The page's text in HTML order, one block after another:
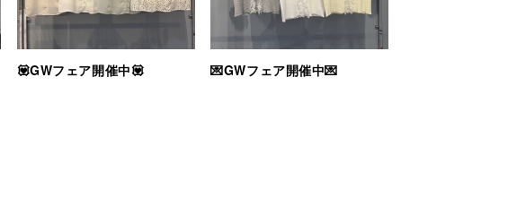
💟GWフェア開催中💟 💌GWフェア開催中💌